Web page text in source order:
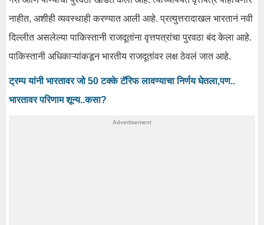
नाहीत, अशीही व्यवस्थाही करण्यात आली आहे. प्रत्युत्तरादाखल भारतानं नवी
दिल्लीत असलेल्या पाकिस्तानी राजदूतांना वृत्तपत्रांचा पुरवठा बंद केला आहे.
पाकिस्तानी अधिकाऱ्यांकडून भारतीय राजदूतांवर लक्ष ठेवलं जात आहे.
ट्रम्प यांनी भारतावर जो 50 टक्के टॅरिफ लावण्याचा निर्णय घेतला,पण..
भारतावर परिणाम शून्य..कसा?